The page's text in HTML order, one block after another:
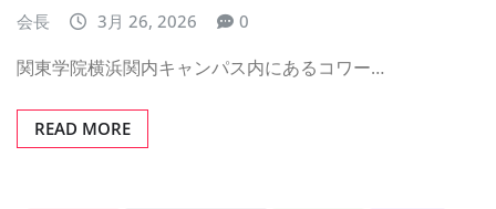
会長 3月 26, 2026 0
関東学院横浜関内キャンパス内にあるコワー…
READ MORE